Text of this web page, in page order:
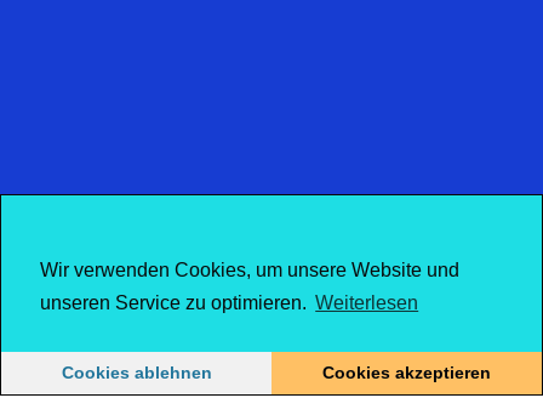
Wir verwenden Cookies, um unsere Website und
unseren Service zu optimieren. Weiterlesen
Cookies ablehnen Cookies akzeptieren